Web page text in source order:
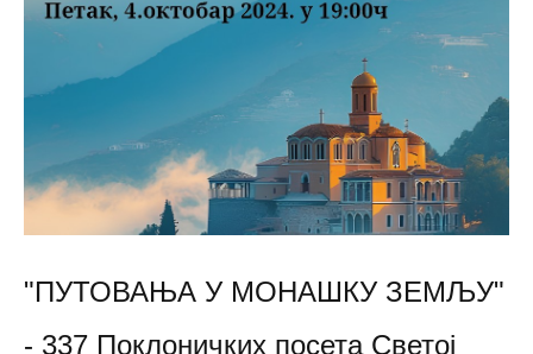
"ПУТОВАЊА У МОНАШКУ ЗЕМЉУ"
- 337 Поклоничких посета Светој